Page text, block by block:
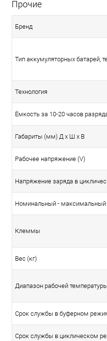
Прочие
Бренд
Тип аккумуляторных батарей,
Технология
Ёмкость за 10-20 часов
Габариты (мм) Д x Ш x В
Рабочее напряжение (V)
Напряжение заряда в
Номинальный - максимальный
Клеммы
Вес (кг)
Диапазон рабочей температуры
Срок службы в буферном
Срок службы в циклическом